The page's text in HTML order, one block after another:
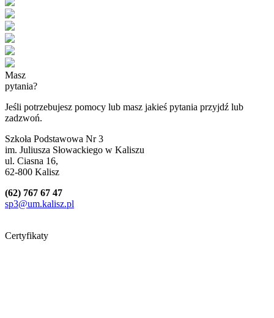
Masz
pytania?
Jeśli potrzebujesz pomocy lub masz jakieś pytania przyjdź lub
zadzwoń.
Szkoła Podstawowa Nr 3
im. Juliusza Słowackiego w Kaliszu
ul. Ciasna 16,
62-800 Kalisz
(62) 767 67 47
sp3@um.kalisz.pl
Certyfikaty